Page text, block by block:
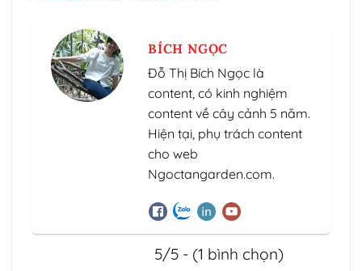
BÍCH NGỌC
Đỗ Thị Bích Ngọc là
content, có kinh nghiệm
content về cây cảnh 5 năm.
Hiện tại, phụ trách content
cho web
Ngoctangarden.com.
5/5 - (1 bình chọn)